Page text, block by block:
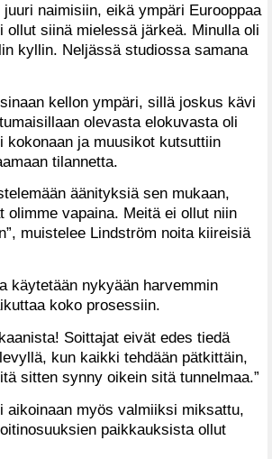
juuri naimisiin, eikä ympäri Eurooppaa
ollut siinä mielessä järkeä. Minulla oli
kyllin. Neljässä studiossa samana
kellon ympäri, sillä joskus kävi
olevasta elokuvasta oli
kokonaan ja muusikot kutsuttiin
tilannetta.
äänityksiä sen mukaan,
olimme vapaina. Meitä ei ollut niin
muistelee Lindström noita kiireisiä
käytetään nykyään harvemmin
koko prosessiin.
Soittajat eivät edes tiedä
kun kaikki tehdään pätkittäin,
sitten synny oikein sitä tunnelmaa.”
aikoinaan myös valmiiksi miksattu,
paikkauksista ollut